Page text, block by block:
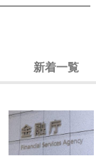
新着一覧